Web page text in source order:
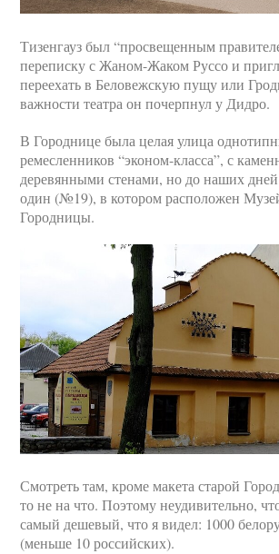
Тизенгауз был “просвещенным
переписку с Жаном-Жаком Руссо и
переехать в Беловежскую пущу или
важности театра он почерпнул у Дидро.
В Городнице была целая улица
ремесленников “эконом-класса”, с
деревянными стенами, но до наших дней
один (№19), в котором расположен
Городницы.
Смотреть там, кроме макета старой
то не на что. Поэтому неудивительно,
самый дешевый, что я видел: 1000
(меньше 10 российских).